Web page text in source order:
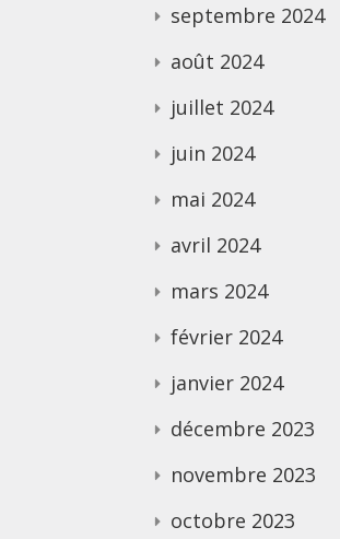
septembre 2024
août 2024
juillet 2024
juin 2024
mai 2024
avril 2024
mars 2024
février 2024
janvier 2024
décembre 2023
novembre 2023
octobre 2023